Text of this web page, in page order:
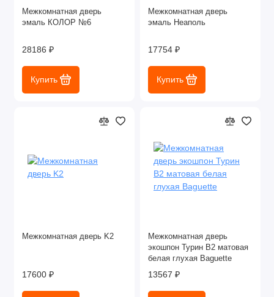
Межкомнатная дверь
эмаль КОЛОР №6
28186 ₽
Купить
Межкомнатная дверь
эмаль Неаполь
17754 ₽
Купить
Межкомнатная дверь K2
17600 ₽
Межкомнатная дверь
экошпон Турин В2 матовая
белая глухая Baguette
13567 ₽